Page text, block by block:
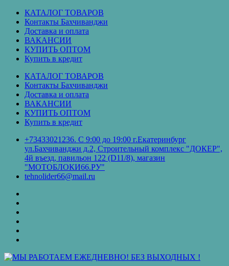
Перейти
содержимому
КАТАЛОГ ТОВАРОВ
Контакты Бахчиванджи
Доставка и оплата
ВАКАНСИИ
КУПИТЬ ОПТОМ
Купить в кредит
КАТАЛОГ ТОВАРОВ
Контакты Бахчиванджи
Доставка и оплата
ВАКАНСИИ
КУПИТЬ ОПТОМ
Купить в кредит
+73433021236. С 9:00 до 19:00 г.Екатеринбург
ул.Бахчиванджи д.2, Строительный комплекс "ДОКЕР",
4й въезд, павильон 122 (D11/8), магазин
"МОТОБЛОКИ66.РУ"
tehnolider66@mail.ru
кредит